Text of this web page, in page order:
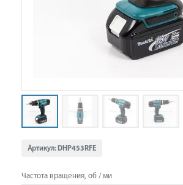
Артикул: DHP453RFE
Частота вращения, об / ми